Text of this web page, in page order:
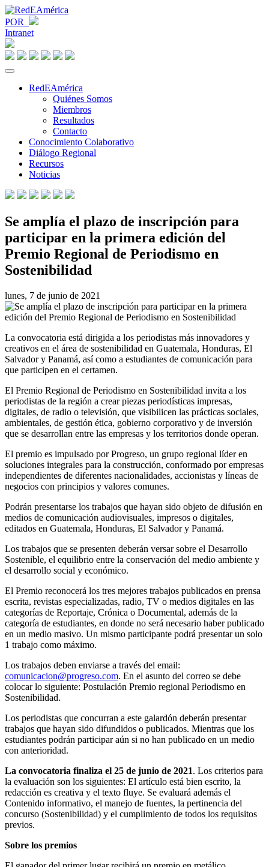
POR
Intranet
RedEAmérica
Quiénes Somos
Miembros
Resultados
Contacto
Conocimiento Colaborativo
Diálogo Regional
Recursos
Noticias
Se amplía el plazo de inscripción para
participar en la primera edición del
Premio Regional de Periodismo en
Sostenibilidad
lunes, 7 de junio de 2021
La convocatoria está dirigida a los periodistas más innovadores y
creativos en el área de sostenibilidad en Guatemala, Honduras, El
Salvador y Panamá, así como a estudiantes de comunicación para
que participen en el certamen.
El Premio Regional de Periodismo en Sostenibilidad invita a los
periodistas de la región a crear piezas periodísticas impresas,
digitales, de radio o televisión, que visibilicen las prácticas sociales,
ambientales, de gestión ética, gobierno corporativo y de inversión
que se desarrollan entre las empresas y los territorios donde operan.
El premio es impulsado por Progreso, un grupo regional líder en
soluciones integrales para la construcción, conformado por empresas
independientes de diferentes nacionalidades, accionistas y líneas de
negocios con principios y valores comunes.
Podrán presentarse los trabajos que hayan sido objeto de difusión en
medios de comunicación audiovisuales, impresos o digitales,
editados en Guatemala, Honduras, El Salvador y Panamá.
Los trabajos que se presenten deberán versar sobre el Desarrollo
Sostenible, el equilibrio entre la conservación del medio ambiente y
el desarrollo social y económico.
El Premio reconocerá los tres mejores trabajos publicados en prensa
escrita, revistas especializadas, radio, TV o medios digitales en las
categorías de Reportaje, Crónica o Documental, además de la
categoría de estudiantes, en donde no será necesario haber publicado
en un medio masivo. Un mismo participante podrá presentar un solo
1 trabajo como máximo.
Los trabajos deben enviarse a través del email:
comunicacion@progreso.com. En el asunto del correo se debe
colocar lo siguiente: Postulación Premio regional Periodismo en
Sostenibilidad.
Los periodistas que concurran a este galardón deberán presentar
trabajos que hayan sido difundidos o publicados. Mientras que los
estudiantes podrán participar aún si no han publicado en un medio
con anterioridad.
La convocatoria finaliza el 25 de junio de 2021. Los criterios para
la evaluación son los siguientes: El artículo está bien escrito, la
redacción es creativa y el texto fluye. Se evaluará además el
Contenido informativo, el manejo de fuentes, la pertinencia del
concurso (Sostenibilidad) y el cumplimiento de todos los requisitos
previos.
Sobre los premios